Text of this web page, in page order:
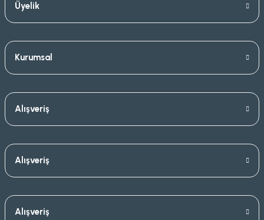
Üyelik
Kurumsal
Alışveriş
Alışveriş
Alışveriş